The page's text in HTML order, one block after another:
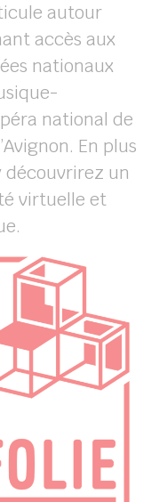
autour
accès aux
nationaux
national de
En plus
découvrirez un
virtuelle et